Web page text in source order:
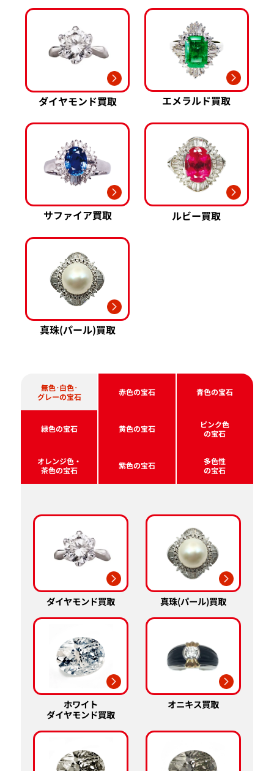
ホワイトゴールド 買取
金コンビ 買取
プラチナ 買取
プラチナインゴット 買取
Pt950 買取
Pt850 買取
Pt&Pm 買取
銀･シルバー 買取
パラジウム 買取
買取可能な商品をもっと見る
買取
ブライトリング
買取
ヴァシュロン・コンスタンタン 買取
ゾーネ 買取
パネライ 買取
ブルガリ 買取
フランク ミュラー 買取
IWC 買取
買取可能な商品をもっと見る
ダイヤモンド買取 エメラルド買取
サファイア買取 ルビー買取
真珠(パール)買取
無色･白色･
グレーの宝石
赤色の宝石 青色の宝石
緑色の宝石 黄色の宝石
ピンク色
の宝石
オレンジ色・
茶色の宝石
紫色の宝石
多色性
の宝石
ダイヤモンド買取 真珠(パール)買取
ホワイト
ダイヤモンド買取
オニキス買取